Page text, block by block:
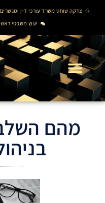
צדקה שוחט משרד עורכי דין ומגשרים
יעוץ משפטי
מהם